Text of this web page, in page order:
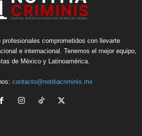
profesionales comprometidos con llevarte
e internacional. Tenemos el mejor equipo,
de México y Latinoamérica.
contacto@notitiacriminis.mx